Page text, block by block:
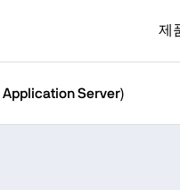
제
Application Server)